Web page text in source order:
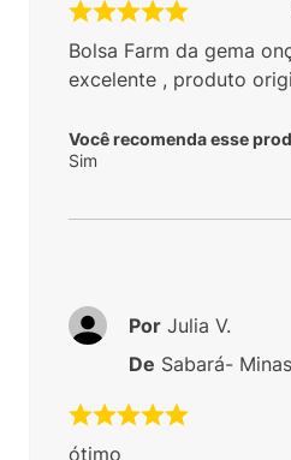
Bolsa Farm da gema
excelente , produto
Você recomenda esse
Sim
ótimo
Por Julia V.
De Sabará-